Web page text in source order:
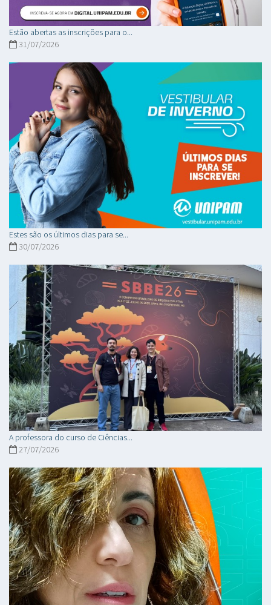
Estão abertas as inscrições para o...
31/07/2026
Estes são os últimos dias para se...
30/07/2026
A professora do curso de Ciências...
27/07/2026